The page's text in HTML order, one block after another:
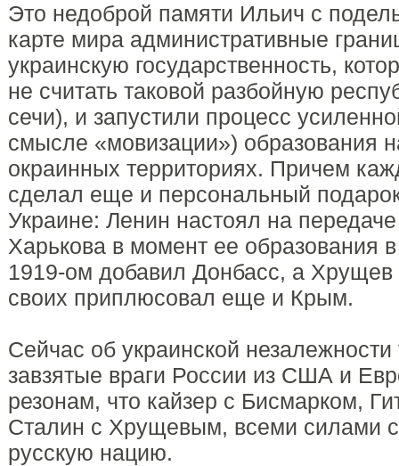
Это недоброй памяти Ильич с
карте мира административные
украинскую государственность,
не считать таковой разбойную
сечи), и запустили процесс
смысле «мовизации») образования
окраинных территориях. Причем
сделал еще и персональный
Украине: Ленин настоял на
Харькова в момент ее образования
1919-ом добавил Донбасс, а
своих приплюсовал еще и Крым.
Сейчас об украинской незалежности
завзятые враги России из США и
резонам, что кайзер с Бисмарком,
Сталин с Хрущевым, всеми силами
русскую нацию.